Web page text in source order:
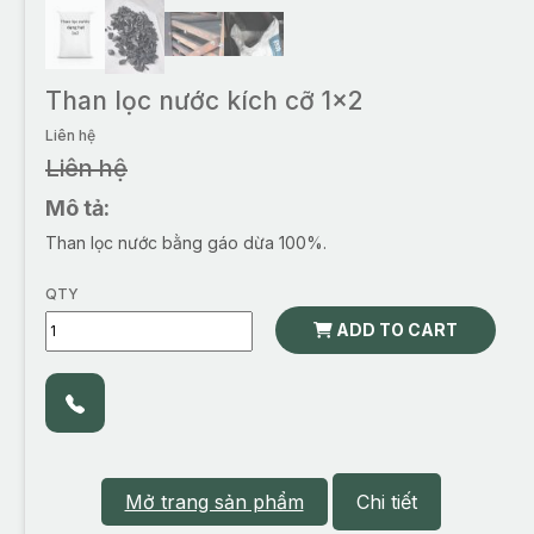
Than lọc nước kích cỡ 1x2
Liên hệ
Liên hệ
Mô tả:
Than lọc nước bằng gáo dừa 100%.
QTY
ADD TO CART
Mở trang sản phẩm Chi tiết